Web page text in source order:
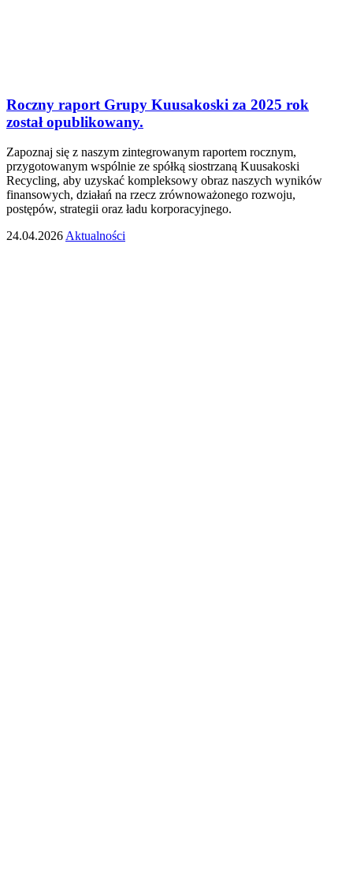
Roczny raport Grupy Kuusakoski za 2025 rok
został opublikowany.
Zapoznaj się z naszym zintegrowanym raportem rocznym,
przygotowanym wspólnie ze spółką siostrzaną Kuusakoski
Recycling, aby uzyskać kompleksowy obraz naszych wyników
finansowych, działań na rzecz zrównoważonego rozwoju,
postępów, strategii oraz ładu korporacyjnego.
24.04.2026 Aktualności